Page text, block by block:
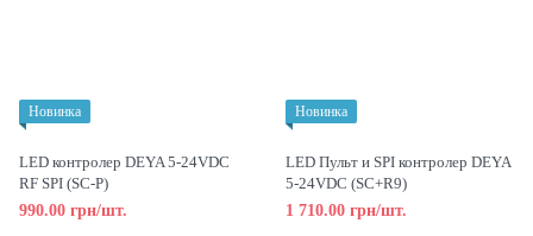
Новинка
LED контролер DEYA 5-24VDC
RF SPI (SC-P)
990.00 грн/шт.
Новинка
LED Пульт и SPI контролер DEYA
5-24VDC (SC+R9)
1 710.00 грн/шт.